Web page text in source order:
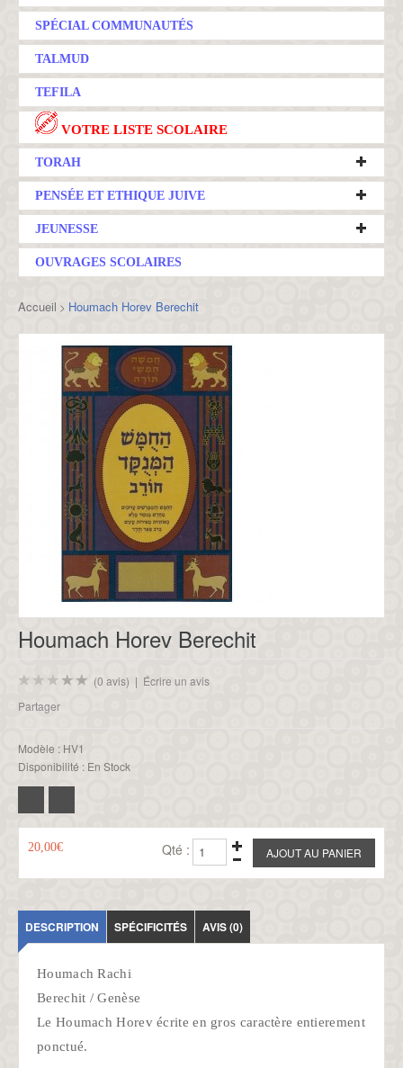
SPÉCIAL COMMUNAUTÉS
TALMUD
TEFILA
VOTRE LISTE SCOLAIRE
TORAH
PENSÉE ET ETHIQUE JUIVE
JEUNESSE
OUVRAGES SCOLAIRES
Accueil > Houmach Horev Berechit
Houmach Horev Berechit
(0 avis) | Écrire un avis
Partager
Modèle : HV1
Disponibilité : En Stock
20,00€ Qté :
DESCRIPTION SPÉCIFICITÉS AVIS (0)
Houmach Rachi
Berechit / Genèse
Le Houmach Horev écrite en gros caractère entierement
ponctué.